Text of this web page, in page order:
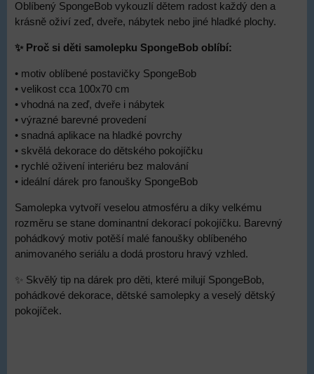
Oblíbený SpongeBob vykouzlí dětem radost každý den a
krásně oživí zeď, dveře, nábytek nebo jiné hladké plochy.
✨ Proč si děti samolepku SpongeBob oblíbí:
• motiv oblíbené postavičky SpongeBob
• velikost cca 100x70 cm
• vhodná na zeď, dveře i nábytek
• výrazné barevné provedení
• snadná aplikace na hladké povrchy
• skvělá dekorace do dětského pokojíčku
• rychlé oživení interiéru bez malování
• ideální dárek pro fanoušky SpongeBob
Samolepka vytvoří veselou atmosféru a díky velkému
rozměru se stane dominantní dekorací pokojíčku. Barevný
pohádkový motiv potěší malé fanoušky oblíbeného
animovaného seriálu a dodá prostoru hravý vzhled.
✨ Skvělý tip na dárek pro děti, které milují SpongeBob,
pohádkové dekorace, dětské samolepky a veselý dětský
pokojíček.